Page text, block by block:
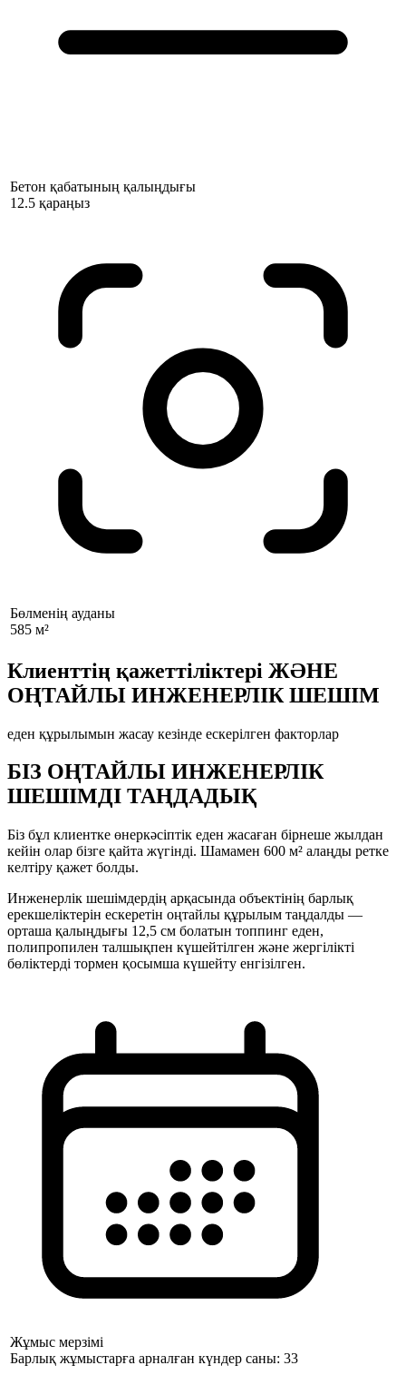
Бетон қабатының қалыңдығы
12.5 қараңыз
Бөлменің ауданы
585 м²
Клиенттің қажеттіліктері ЖӘНЕ
ОҢТАЙЛЫ ИНЖЕНЕРЛІК ШЕШІМ
еден құрылымын жасау кезінде ескерілген факторлар
БІЗ ОҢТАЙЛЫ ИНЖЕНЕРЛІК
ШЕШІМДІ ТАҢДАДЫҚ
Біз бұл клиентке өнеркәсіптік еден жасаған бірнеше жылдан
кейін олар бізге қайта жүгінді. Шамамен 600 м² алаңды ретке
келтіру қажет болды.
Инженерлік шешімдердің арқасында объектінің барлық
ерекшеліктерін ескеретін оңтайлы құрылым таңдалды —
орташа қалыңдығы 12,5 см болатын топпинг еден,
полипропилен талшықпен күшейтілген және жергілікті
бөліктерді тормен қосымша күшейту енгізілген.
Жұмыс мерзімі
Барлық жұмыстарға арналған күндер саны: 33